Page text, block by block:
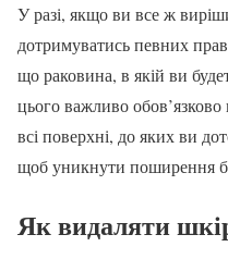
У разі, якщо ви все ж
дотримуватись певних
що раковина, в якій ви
цього важливо обов’язково
всі поверхні, до яких ви
щоб уникнути поширення
Як видаляти